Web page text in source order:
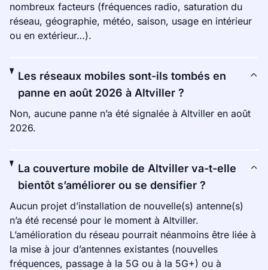
nombreux facteurs (fréquences radio, saturation du
réseau, géographie, météo, saison, usage en intérieur
ou en extérieur…).
Les réseaux mobiles sont-ils tombés en
panne en août 2026 à Altviller ?
Non, aucune panne n’a été signalée à Altviller en août
2026.
La couverture mobile de Altviller va-t-elle
bientôt s’améliorer ou se densifier ?
Aucun projet d’installation de nouvelle(s) antenne(s)
n’a été recensé pour le moment à Altviller.
L’amélioration du réseau pourrait néanmoins être liée à
la mise à jour d’antennes existantes (nouvelles
fréquences, passage à la 5G ou à la 5G+) ou à